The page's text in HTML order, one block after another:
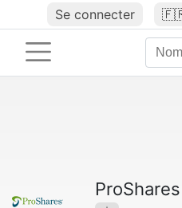
Se connecter